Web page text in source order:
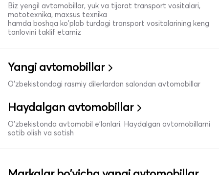
Biz yengil avtomobillar, yuk va tijorat transport vositalari,
mototexnika, maxsus texnika
hamda boshqa ko'plab turdagi transport vositalarining keng
tanlovini taklif etamiz
Yangi avtomobillar
O'zbekistondagi rasmiy dilerlardan salondan avtomobillar
Haydalgan avtomobillar
O'zbekistonda avtomobil e’lonlari. Haydalgan avtomobillarni
sotib olish va sotish